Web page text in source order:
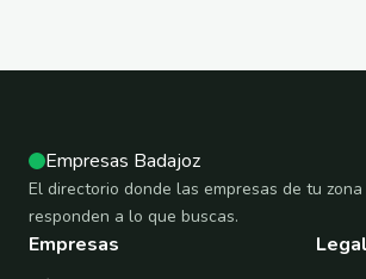
Empresas Badajoz
El directorio donde las empresas de tu zona
responden a lo que buscas.
Empresas
Legal